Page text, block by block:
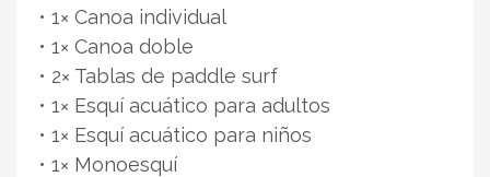
• 1× Canoa individual
• 1× Canoa doble
• 2× Tablas de paddle surf
• 1× Esquí acuático para adultos
• 1× Esquí acuático para niños
• 1× Monoesquí